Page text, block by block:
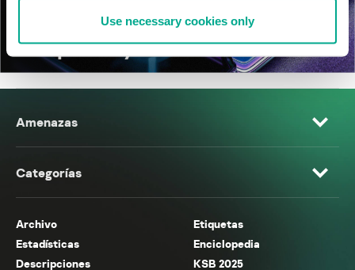
Use necessary cookies only
Amenazas
Categorías
Archivo
Etiquetas
Estadísticas
Enciclopedia
Descripciones
KSB 2025